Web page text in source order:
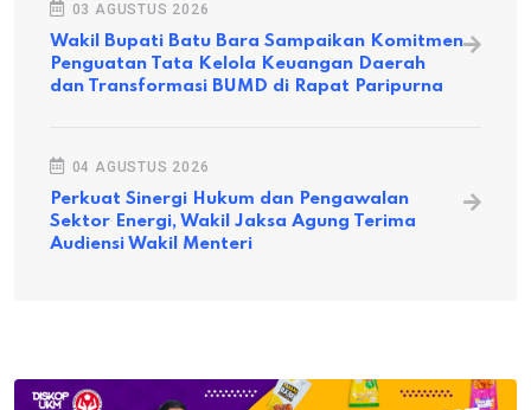
03 AGUSTUS 2026
Wakil Bupati Batu Bara Sampaikan Komitmen
Penguatan Tata Kelola Keuangan Daerah
dan Transformasi BUMD di Rapat Paripurna
04 AGUSTUS 2026
Perkuat Sinergi Hukum dan Pengawalan
Sektor Energi, Wakil Jaksa Agung Terima
Audiensi Wakil Menteri